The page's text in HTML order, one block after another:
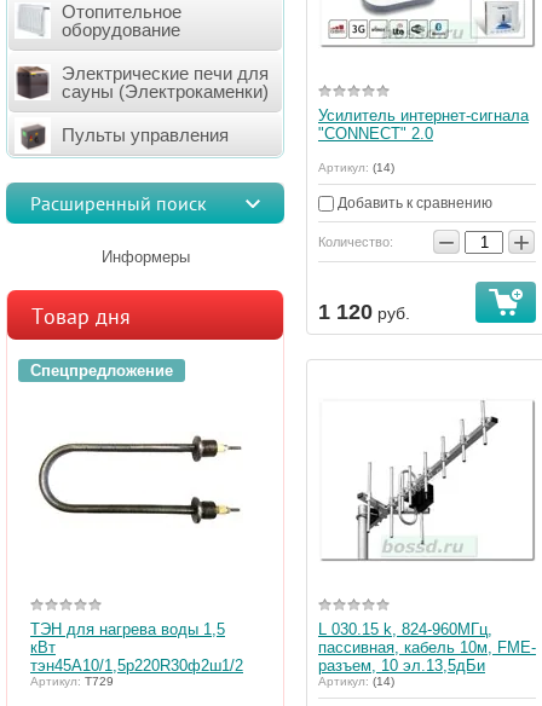
Отопительное
оборудование
Электрические печи для
сауны (Электрокаменки)
Пульты управления
Расширенный поиск
Информеры
Товар дня
Спецпредложение
ТЭН для нагрева воды 1,5
кВт
тэн45А10/1,5р220R30ф2ш1/2
Артикул: Т729
Усилитель интернет-сигнала
"CONNECT" 2.0
Артикул: (14)
Добавить к сравнению
Количество: − +
1 120 руб.
L 030.15 k, 824-960МГц,
пассивная, кабель 10м, FME-
разъем, 10 эл.13,5дБи
Артикул: (14)